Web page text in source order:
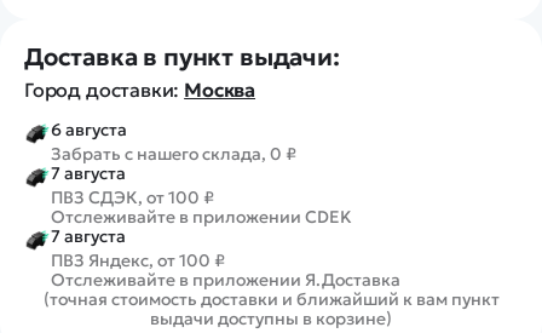
Доставка в пункт выдачи:
Город доставки: Москва
6 августа
Забрать с нашего склада, 0 ₽
7 августа
ПВЗ СДЭК, от 100 ₽
Отслеживайте в приложении CDEK
7 августа
ПВЗ Яндекс, от 100 ₽
Отслеживайте в приложении Я.Доставка
(точная стоимость доставки и ближайший к вам пункт
выдачи доступны в корзине)